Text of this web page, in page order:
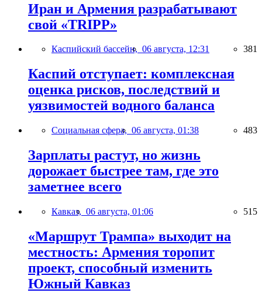
Иран и Армения разрабатывают
свой «TRIPP»
Каспийский бассейн, 06 августа, 12:31 381
Каспий отступает: комплексная
оценка рисков, последствий и
уязвимостей водного баланса
Социальная сфера, 06 августа, 01:38 483
Зарплаты растут, но жизнь
дорожает быстрее там, где это
заметнее всего
Кавказ, 06 августа, 01:06 515
«Маршрут Трампа» выходит на
местность: Армения торопит
проект, способный изменить
Южный Кавказ